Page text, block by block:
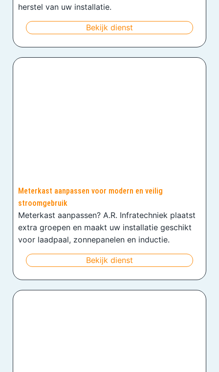
herstel van uw installatie.
Bekijk dienst
Meterkast aanpassen voor modern en veilig
stroomgebruik
Meterkast aanpassen? A.R. Infratechniek plaatst
extra groepen en maakt uw installatie geschikt
voor laadpaal, zonnepanelen en inductie.
Bekijk dienst